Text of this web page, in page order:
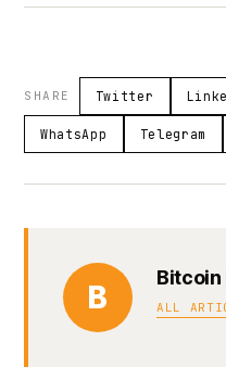
SHARE Twitter
WhatsApp Telegram
B
Bitcoin
ALL